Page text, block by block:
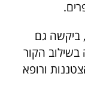
ביקשה גם
בשילוב הקור
ורופא